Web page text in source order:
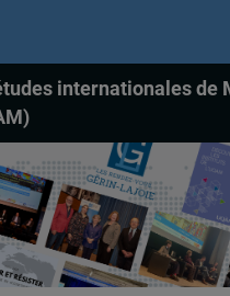
internationales de